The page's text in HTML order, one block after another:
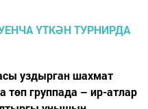
уздырган шахмат
группада – ир-атлар